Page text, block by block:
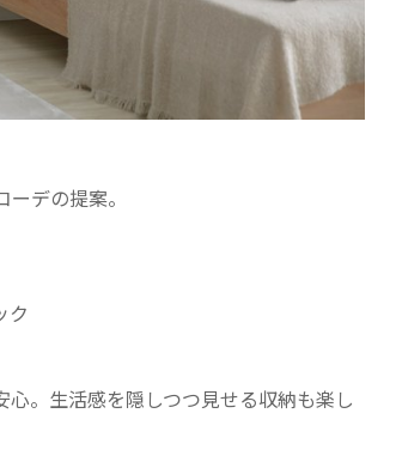
デの提案。
ク
。生活感を隠しつつ見せる収納も楽し